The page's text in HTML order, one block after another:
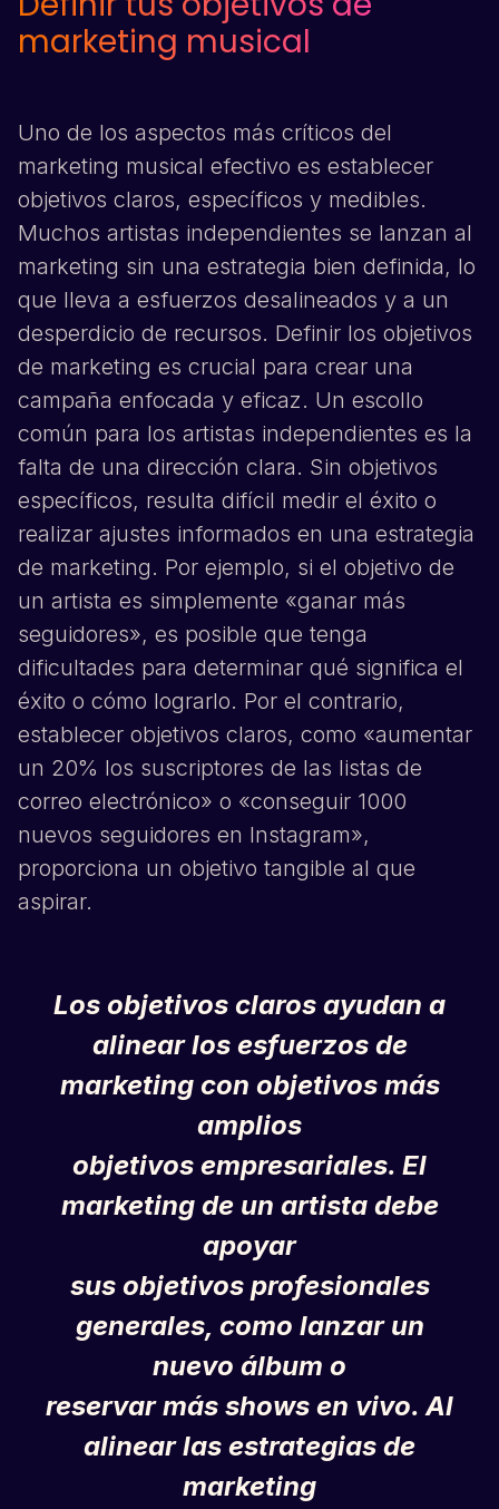
marketing musical
Uno de los aspectos más críticos del
marketing musical efectivo es establecer
objetivos claros, específicos y medibles.
Muchos artistas independientes se lanzan al
marketing sin una estrategia bien definida, lo
que lleva a esfuerzos desalineados y a un
desperdicio de recursos. Definir los objetivos
de marketing es crucial para crear una
campaña enfocada y eficaz. Un escollo
común para los artistas independientes es la
falta de una dirección clara. Sin objetivos
específicos, resulta difícil medir el éxito o
realizar ajustes informados en una estrategia
de marketing. Por ejemplo, si el objetivo de
un artista es simplemente «ganar más
seguidores», es posible que tenga
dificultades para determinar qué significa el
éxito o cómo lograrlo. Por el contrario,
establecer objetivos claros, como «aumentar
un 20% los suscriptores de las listas de
correo electrónico» o «conseguir 1000
nuevos seguidores en Instagram»,
proporciona un objetivo tangible al que
aspirar.
Los objetivos claros ayudan a
alinear los esfuerzos de
marketing con objetivos más
amplios
objetivos empresariales. El
marketing de un artista debe
apoyar
sus objetivos profesionales
generales, como lanzar un
nuevo álbum o
reservar más shows en vivo. Al
alinear las estrategias de
marketing